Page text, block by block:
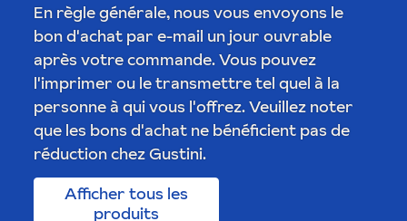
En règle générale, nous vous envoyons le
bon d'achat par e-mail un jour ouvrable
après votre commande. Vous pouvez
l'imprimer ou le transmettre tel quel à la
personne à qui vous l'offrez. Veuillez noter
que les bons d'achat ne bénéficient pas de
réduction chez Gustini.
Afficher tous les
produits